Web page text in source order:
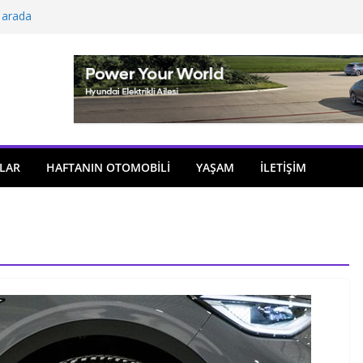
sayısı artıyor
HAFTANIN OTOMOBILI YAŞAM İLETİŞİM